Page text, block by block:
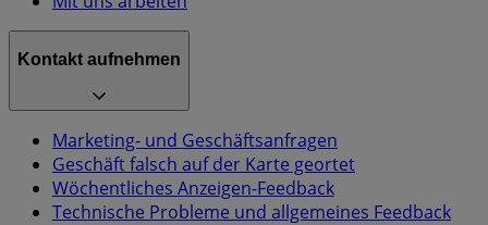
Kontakt aufnehmen
Marketing- und Geschäftsanfragen
Geschäft falsch auf der Karte geortet
Wöchentliches Anzeigen-Feedback
Technische Probleme und allgemeines Feedback